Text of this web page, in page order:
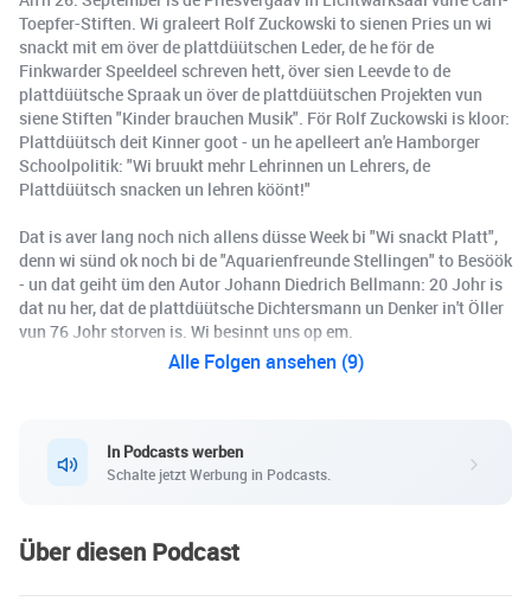
Toepfer-Stiften. Wi graleert Rolf Zuckowski to sienen Pries un wi
snackt mit em över de plattdüütschen Leder, de he för de
Finkwarder Speeldeel schreven hett, över sien Leevde to de
plattdüütsche Spraak un över de plattdüütschen Projekten vun
siene Stiften "Kinder brauchen Musik". För Rolf Zuckowski is kloor:
Plattdüütsch deit Kinner goot - un he apelleert an'e Hamborger
Schoolpolitik: "Wi bruukt mehr Lehrinnen un Lehrers, de
Plattdüütsch snacken un lehren köönt!"
Dat is aver lang noch nich allens düsse Week bi "Wi snackt Platt",
denn wi sünd ok noch bi de "Aquarienfreunde Stellingen" to Besöök
- un dat geiht üm den Autor Johann Diedrich Bellmann: 20 Johr is
dat nu her, dat de plattdüütsche Dichtersmann un Denker in't Öller
vun 76 Johr storven is. Wi besinnt uns op em.
Alle Folgen ansehen (9)
In Podcasts werben
Schalte jetzt Werbung in Podcasts.
Über diesen Podcast